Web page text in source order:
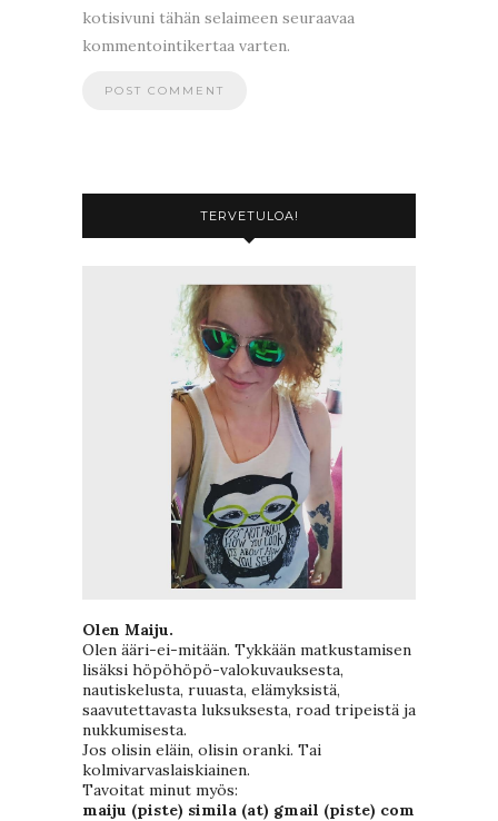
kotisivuni tähän selaimeen seuraavaa
kommentointikertaa varten.
TERVETULOA!
Olen Maiju.
Olen ääri-ei-mitään. Tykkään matkustamisen
lisäksi höpöhöpö-valokuvauksesta,
nautiskelusta, ruuasta, elämyksistä,
saavutettavasta luksuksesta, road tripeistä ja
nukkumisesta.
Jos olisin eläin, olisin oranki. Tai
kolmivarvaslaiskiainen.
Tavoitat minut myös:
maiju (piste) simila (at) gmail (piste) com